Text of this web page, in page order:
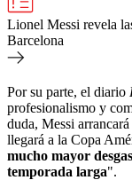
Lionel Messi revela
Barcelona
Por su parte, el diario
profesionalismo y
duda, Messi
llegará a la Copa
mucho mayor
temporada larga".